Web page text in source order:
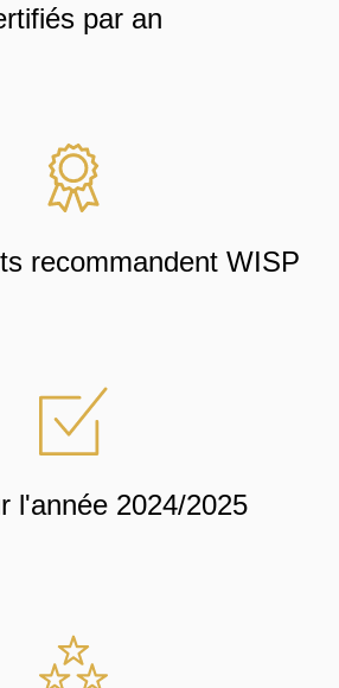
par an
recommandent WISP
l'année 2024/2025